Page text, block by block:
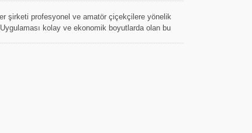
şirketi profesyonel ve amatör çiçekçilere yönelik
kolay ve ekonomik boyutlarda olan bu